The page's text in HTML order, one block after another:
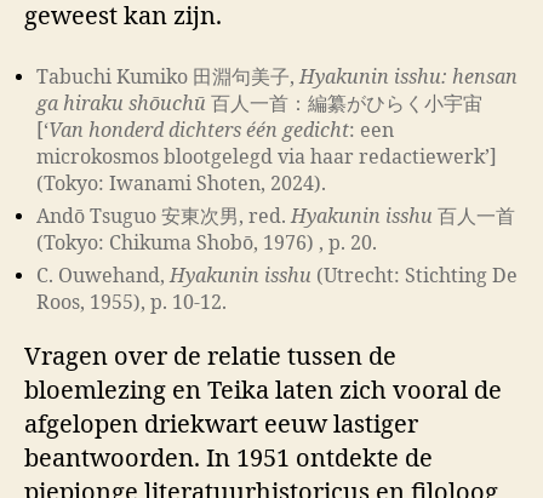
geweest kan zijn.
Tabuchi Kumiko 田淵句美子,Hyakunin isshu: hensan
ga hiraku shōuchū 百人一首：編纂がひらく小宇宙
[‘Van honderd dichters één gedicht: een
microkosmos blootgelegd via haar redactiewerk’]
(Tokyo: Iwanami Shoten, 2024).
Andō Tsuguo 安東次男, red.Hyakunin isshu 百人一首
(Tokyo: Chikuma Shobō, 1976) , p. 20.
C. Ouwehand,Hyakunin isshu (Utrecht: Stichting De
Roos, 1955), p. 10-12.
Vragen over de relatie tussen de
bloemlezing en Teika laten zich vooral de
afgelopen driekwart eeuw lastiger
beantwoorden. In 1951 ontdekte de